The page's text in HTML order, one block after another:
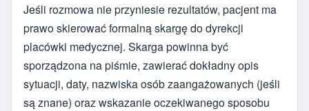
Jeśli rozmowa nie przyniesie rezultatów, pacjent ma
prawo skierować formalną skargę do dyrekcji
placówki medycznej. Skarga powinna być
sporządzona na piśmie, zawierać dokładny opis
sytuacji, daty, nazwiska osób zaangażowanych (jeśli
są znane) oraz wskazanie oczekiwanego sposobu